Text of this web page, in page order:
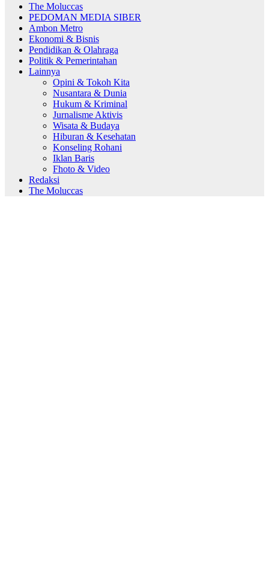
The Moluccas
PEDOMAN MEDIA SIBER
Ambon Metro
Ekonomi & Bisnis
Pendidikan & Olahraga
Politik & Pemerintahan
Lainnya
Opini & Tokoh Kita
Nusantara & Dunia
Hukum & Kriminal
Jurnalisme Aktivis
Wisata & Budaya
Hiburan & Kesehatan
Konseling Rohani
Iklan Baris
Fhoto & Video
Redaksi
The Moluccas